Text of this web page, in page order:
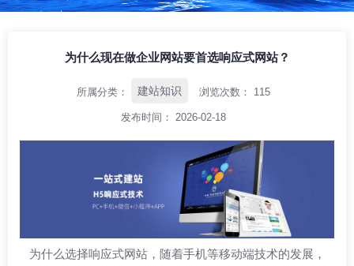
为什么现在做企业网站要首选响应式网站？
所属分类： 建站知识 浏览次数： 115
发布时间： 2026-02-18
为什么选择响应式网站，随着手机等移动端技术的发展，